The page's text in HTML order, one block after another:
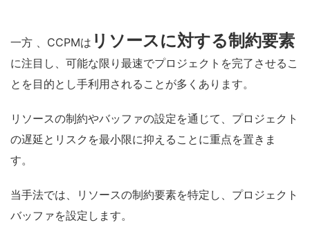
一方 、CCPMは リソースに対する制約要素
に注目し、可能な限り最速でプロジェクトを完了させるこ
とを目的とし手利用されることが多くあります。
リソースの制約やバッファの設定を通じて、プロジェクト
の遅延とリスクを最小限に抑えることに重点を置きま
す。
当手法では、リソースの制約要素を特定し、プロジェクト
バッファを設定します。